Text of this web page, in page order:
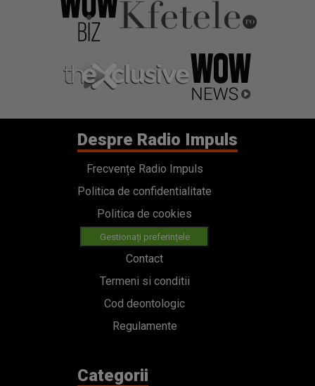
Despre Radio Impuls
Frecvențe Radio Impuls
Politica de confidentialitate
Politica de cookies
Gestionați preferințele
Contact
Termeni si conditii
Cod deontologic
Regulamente
Categorii